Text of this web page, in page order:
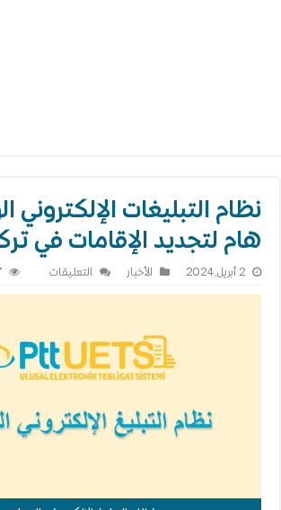
نظام التبليغات الإلكتروني
هام لتجديد الإقامات في
2 أبريل,2024 الأخبار التعليقاتعلى
–
هام
لتجديد
تركيا
مغلقة